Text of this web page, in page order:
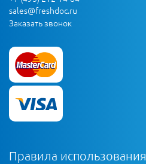
sales@freshdoc.ru
Заказать звонок
Правила